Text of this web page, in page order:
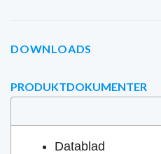
DOWNLOADS
PRODUKTDOKUMENTER
Datablad